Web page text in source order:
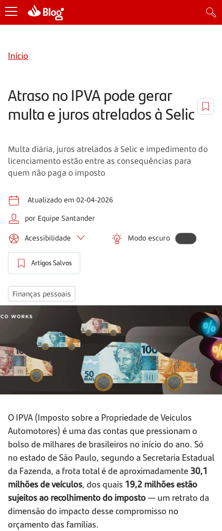
Início
Atraso no IPVA pode gerar
multa e juros atrelados à Selic
Multa diária, juros atrelados à Selic e impedimento do
licenciamento estão entre as consequências para
quem não paga o imposto
Atualizado em 02-04-2026
por Equipe Santander
Acessibilidade Modo escuro
Artigos Salvos
Finanças pessoais
O IPVA (Imposto sobre a Propriedade de Veículos
Automotores) é uma das contas que pressionam o
bolso de milhares de brasileiros no início do ano. Só
no estado de São Paulo, segundo a Secretaria Estadual
da Fazenda, a frota total é de aproximadamente 30,1
milhões de veículos, dos quais 19,2 milhões estão
sujeitos ao recolhimento do imposto— um retrato da
dimensão do impacto desse compromisso no
orçamento das famílias.